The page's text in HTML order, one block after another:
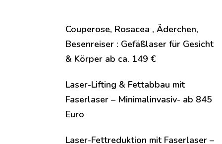
Couperose, Rosacea , Äderchen,
Besenreiser : Gefäßlaser für Gesicht
& Körper ab ca. 149 €
Laser-Lifting & Fettabbau mit
Faserlaser – Minimalinvasiv- ab 845
Euro
Laser-Fettreduktion mit Faserlaser –